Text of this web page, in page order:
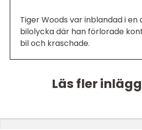
Tiger Woods var inblandad i en
bilolycka där han förlorade
bil och kraschade.
Läs fler